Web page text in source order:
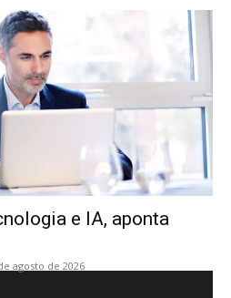
e IA, aponta
agosto de 2026